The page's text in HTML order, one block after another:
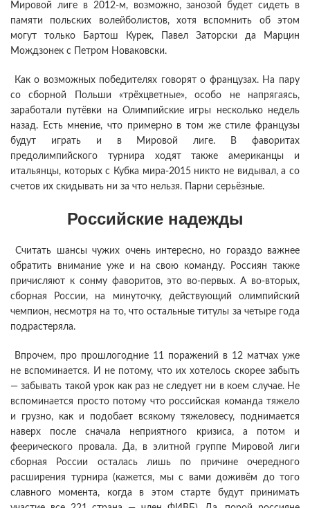
Мировой лиге в 2012-м, возможно, занозой будет сидеть в
памяти польских волейболистов, хотя вспомнить об этом
могут только Бартош Курек, Павел Заторски да Марцин
Мождзонек с Петром Новаковски.
Как о возможных победителях говорят о французах. На пару
со сборной Польши «трёхцветные», особо не напрягаясь,
заработали путёвки на Олимпийские игры несколько недель
назад. Есть мнение, что примерно в том же стиле французы
будут играть и в Мировой лиге. В фаворитах
предолимпийского турнира ходят также американцы и
итальянцы, которых с Кубка мира-2015 никто не видывал, а со
счетов их скидывать ни за что нельзя. Парни серьёзные.
Российские надежды
Считать шансы чужих очень интересно, но гораздо важнее
обратить внимание уже и на свою команду. Россиян также
причисляют к сонму фаворитов, это во-первых. А во-вторых,
сборная России, на минуточку, действующий олимпийский
чемпион, несмотря на то, что остальные титулы за четыре года
подрастеряла.
Впрочем, про прошлогодние 11 поражений в 12 матчах уже
не вспоминается. И не потому, что их хотелось скорее забыть
— забывать такой урок как раз не следует ни в коем случае. Не
вспоминается просто потому что российская команда тяжело
и грузно, как и подобает всякому тяжеловесу, поднимается
наверх после сначала неприятного кризиса, а потом и
феерического провала. Да, в элитной группе Мировой лиги
сборная России осталась лишь по причине очередного
расширения турнира (кажется, мы с вами доживём до того
славного момента, когда в этом старте будут принимать